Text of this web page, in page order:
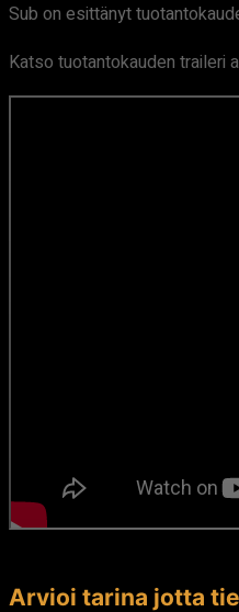
Sub on esittänyt
Katso tuotantokauden traileri
Arvioi tarina jotta